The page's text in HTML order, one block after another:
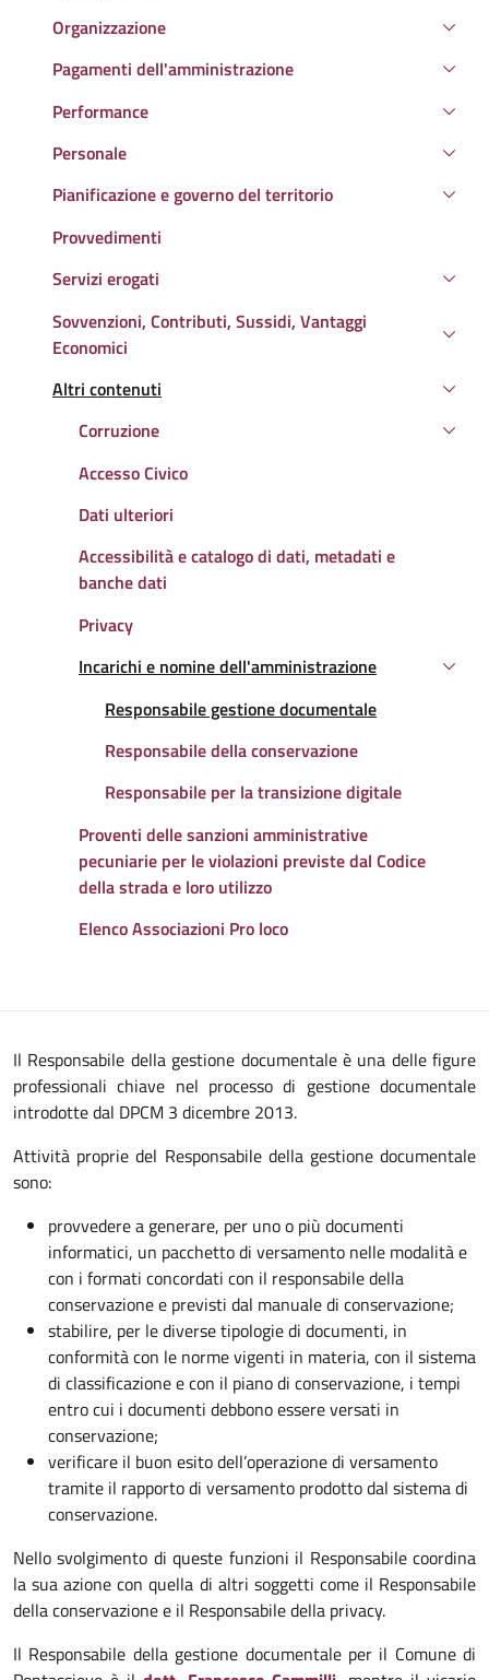
Organizzazione
Pagamenti dell'amministrazione
Performance
Personale
Pianificazione e governo del territorio
Provvedimenti
Servizi erogati
Sovvenzioni, Contributi, Sussidi, Vantaggi
Economici
Altri contenuti
Attivo
Corruzione
Accesso Civico
Dati ulteriori
Accessibilità e catalogo di dati, metadati e
banche dati
Privacy
Incarichi e nomine dell'amministrazione
Attivo
Responsabile gestione documentale
Responsabile della conservazione
Responsabile per la transizione digitale
Proventi delle sanzioni amministrative
pecuniarie per le violazioni previste dal Codice
della strada e loro utilizzo
Elenco Associazioni Pro loco
Descrizione
Il Responsabile della gestione documentale è una delle figure
professionali chiave nel processo di gestione documentale
introdotte dal DPCM 3 dicembre 2013.
Attività proprie del Responsabile della gestione documentale
sono:
provvedere a generare, per uno o più documenti
informatici, un pacchetto di versamento nelle modalità e
con i formati concordati con il responsabile della
conservazione e previsti dal manuale di conservazione;
stabilire, per le diverse tipologie di documenti, in
conformità con le norme vigenti in materia, con il sistema
di classificazione e con il piano di conservazione, i tempi
entro cui i documenti debbono essere versati in
conservazione;
verificare il buon esito dell’operazione di versamento
tramite il rapporto di versamento prodotto dal sistema di
conservazione.
Nello svolgimento di queste funzioni il Responsabile coordina
la sua azione con quella di altri soggetti come il Responsabile
della conservazione e il Responsabile della privacy.
Il Responsabile della gestione documentale per il Comune di